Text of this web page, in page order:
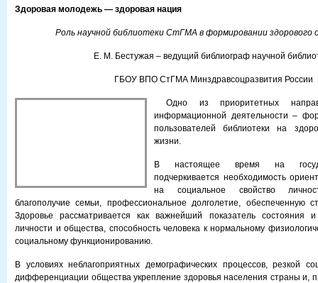
Здоровая молодежь — здоровая нация
Роль научной библиотеки СтГМА в формировании здорового
Е. М. Бестужая – ведущий библиограф научной
ГБОУ ВПО СтГМА Минздравсоцразвития России
Одно из приоритетных
информационной деятельности –
пользователей библиотеки на
жизни.
В настоящее время на
подчеркивается необходимость
на социальное свойство
благополучие семьи, профессиональное долголетие, обеспеченную
Здоровье рассматривается как важнейший показатель состояния
личности и общества, способность человека к нормальному
социальному функционированию.
В условиях неблагоприятных демографических процессов, резкой
дифференциации общества укрепление здоровья населения страны и,